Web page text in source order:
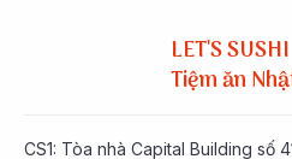
LET'S SUSHI
Tiệm ăn
CS1: Tòa nhà Capital Building số